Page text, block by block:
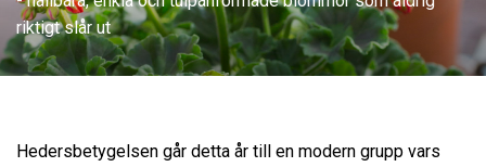
riktigt slår ut
Hedersbetygelsen går detta år till en modern grupp vars